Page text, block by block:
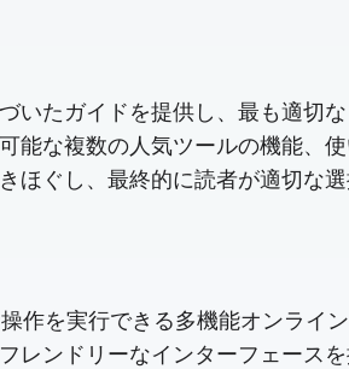
いたガイドを提供し、最も適切
能な複数の人気ツールの機能、
ほぐし、最終的に読者が適切な
作を実行できる多機能オンライ
レンドリーなインターフェース